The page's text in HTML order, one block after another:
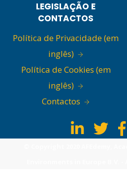
LEGISLAÇÃO E
CONTACTOS
Política de Privacidade (em
inglês)
Política de Cookies (em
inglês)
Contactos